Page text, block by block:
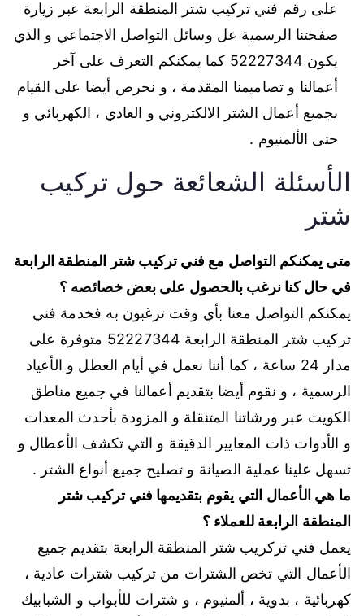
على رقم فني تركيب شتر المنطقة الرابعة عبر زيارة
صفحتنا الرسمية عل وسائل التواصل الاجتماعي و الذي
يكون 52227344 كما يمكنكم التعرف على آخر
أعمالنا و تصاميمنا المقدمة ، و نحرص أيضا على القيام
بجميع أعمال الشتر الالكتروني و العادي ، الكهربائي و
حتى الألمنيوم .
الأسئلة الشعائعة حول تركيب
شتر
متى يمكنكم التواصل مع فني تركيب شتر المنطقة الرابعة
في حال كنا نرغب بالحصول على بعض خصائصه ؟
يمكنكم التواصل معنا بأي وقت ترغبون به فخدمة فني
تركيب شتر المنطقة الرابعة 52227344 متوفرة على
مدار 24 ساعة ، كما أننا نعمل في أيام العطل و الأعياد
الرسمية ، و نقوم أيضا بتقديم أعمالنا في جميع مناطق
الكويت عبر ورشاتنا المتنقلة و المزودة بأحدث المعدات
و الأدوات ذات المعايير الدقيقة و التي تكشف الأعطال و
تسهل علينا عملية الصيانة و تصليح جميع أنواع الشتر .
ما هي الأعمال التي يقوم بتقديمها فني تركيب شتر
المنطقة الرابعة للعملاء ؟
يعمل فني تركريب شتر المنطقة الرابعة بتقديم جميع
الأعمال التي تخص الشترات من تركيب شترات عادية ،
كهربائية ، بدوية ، ألمنيوم ، و شترات للأبواب و الشبابيك